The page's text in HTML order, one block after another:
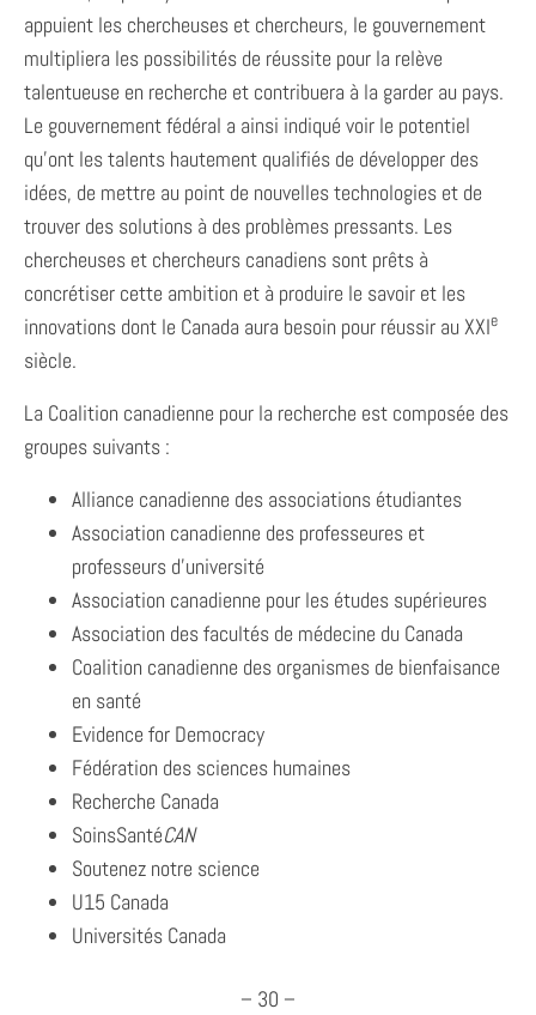
appuient les chercheuses et chercheurs, le gouvernement
multipliera les possibilités de réussite pour la relève
talentueuse en recherche et contribuera à la garder au pays.
Le gouvernement fédéral a ainsi indiqué voir le potentiel
qu’ont les talents hautement qualifiés de développer des
idées, de mettre au point de nouvelles technologies et de
trouver des solutions à des problèmes pressants. Les
chercheuses et chercheurs canadiens sont prêts à
concrétiser cette ambition et à produire le savoir et les
innovations dont le Canada aura besoin pour réussir au XXIe
siècle.
La Coalition canadienne pour la recherche est composée des
groupes suivants :
Alliance canadienne des associations étudiantes
Association canadienne des professeures et
professeurs d’université
Association canadienne pour les études supérieures
Association des facultés de médecine du Canada
Coalition canadienne des organismes de bienfaisance
en santé
Evidence for Democracy
Fédération des sciences humaines
Recherche Canada
SoinsSantéCAN
Soutenez notre science
U15 Canada
Universités Canada
– 30 –